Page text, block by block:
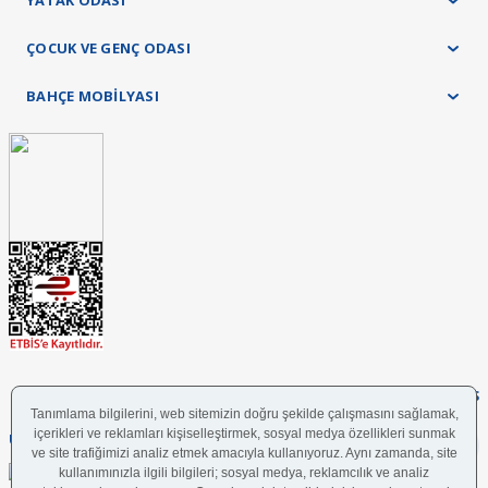
ÇOCUK VE GENÇ ODASI
BAHÇE MOBİLYASI
UYGULAMAMIZI İNDİRİN
FOLLOW US